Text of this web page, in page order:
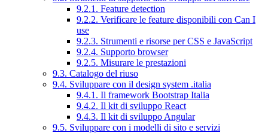
9.2.1. Feature detection
9.2.2. Verificare le feature disponibili con Can I
use
9.2.3. Strumenti e risorse per CSS e JavaScript
9.2.4. Supporto browser
9.2.5. Misurare le prestazioni
9.3. Catalogo del riuso
9.4. Sviluppare con il design system .italia
9.4.1. Il framework Bootstrap Italia
9.4.2. Il kit di sviluppo React
9.4.3. Il kit di sviluppo Angular
9.5. Sviluppare con i modelli di sito e servizi